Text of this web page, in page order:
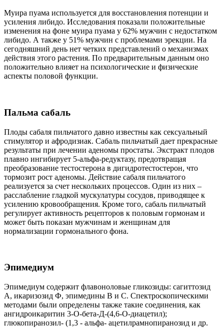
Муира пуама используется для восстановления потенции и
усиления либидо. Исследования показали положительные
изменения на фоне муира пуама у 62% мужчин с недостатком
либидо. А также у 51% мужчин с проблемами эрекции. На
сегодняшний день нет четких представлений о механизмах
действия этого растения. По предварительным данным оно
положительно влияет на психологические и физические
аспекты половой функции.
Пальма сабаль
Плоды сабаля пильчатого давно известны как сексуальный
стимулятор и афродизиак. Сабаль пильчатый дает прекрасные
результаты при лечении аденомы простаты. Экстракт плодов
плавно ингибирует 5-альфа-редуктазу, предотвращая
преобразование тестостерона в дигидротестостерон, что
тормозит рост аденомы. Действие сабаля пильчатого
реализуется за счет нескольких процессов. Один из них –
расслабление гладкой мускулатуры сосудов, приводящее к
усилению кровообращения. Кроме того, сабаль пильчатый
регулирует активность рецепторов к половым гормонам и
может быть показан мужчинам и женщинам для
нормализации гормонального фона.
Эпимедиум
Эпимедиум содержит флавоноловые гликозиды: сагиттозид
А, икаризозид Ф, эпимедины В и С. Спектроскопическими
методами были определены также такие соединения, как
ангидроикаритин 3-О-бета-Д-(4,6-О-диацетил);
глюкопиранозил- (1,3 - альфа- ацетилрамнопиранозид и др.